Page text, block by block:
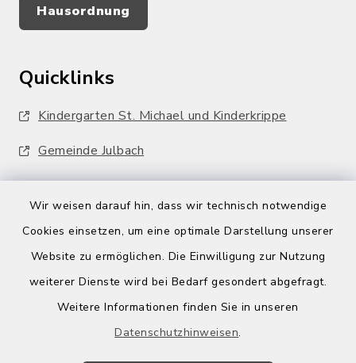
Wir weisen darauf hin, dass wir technisch notwendige
Cookies einsetzen, um eine optimale Darstellung unserer
Website zu ermöglichen. Die Einwilligung zur Nutzung
weiterer Dienste wird bei Bedarf gesondert abgefragt.
Weitere Informationen finden Sie in unseren
Datenschutzhinweisen.
Hausordnung
Quicklinks
Kindergarten St. Michael und Kinderkrippe
Gemeinde Julbach
Barrierefreiheit